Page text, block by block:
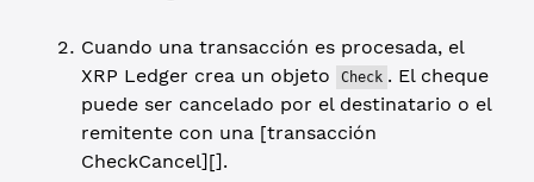
Cuando una transacción es procesada, el
XRP Ledger crea un objeto
Check . El cheque
puede ser cancelado por el destinatario o el
remitente con una [transacción
CheckCancel][].